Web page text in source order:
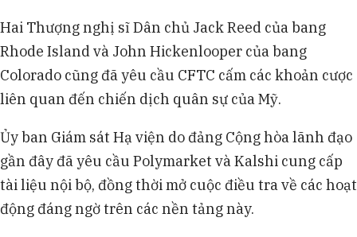
Hai Thượng nghị sĩ Dân chủ Jack Reed của bang
Rhode Island và John Hickenlooper của bang
Colorado cũng đã yêu cầu CFTC cấm các khoản cược
liên quan đến chiến dịch quân sự của Mỹ.
Ủy ban Giám sát Hạ viện do đảng Cộng hòa lãnh đạo
gần đây đã yêu cầu Polymarket và Kalshi cung cấp
tài liệu nội bộ, đồng thời mở cuộc điều tra về các hoạt
động đáng ngờ trên các nền tảng này.